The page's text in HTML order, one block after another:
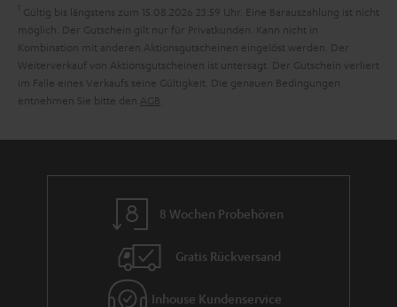
n
t
i
e
1 Gültig bis längstens zum 15.08.2026 23:59 Uhr. Eine Barauszahlung ist nicht
möglich. Der Gutschein gilt nur für Privatkunden. Kann nicht in
Kombination mit anderen Aktionsgutscheinen eingelöst werden. Der
Weiterverkauf von Aktionsgutscheinen ist untersagt. Der Gutschein verliert
im Falle eines Verkaufs seine Gültigkeit. Die genauen Bedingungen
entnehmen Sie bitte den AGB
8 Wochen Probehören
Gratis Rückversand
Inhouse Kundenservice